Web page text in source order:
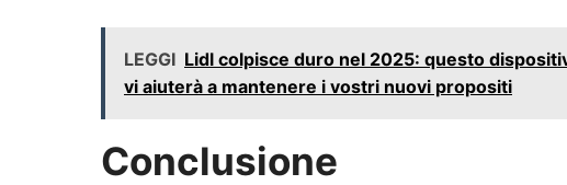
LEGGI Lidl colpisce duro nel 2025: questo
vi aiuterà a mantenere i vostri nuovi propositi
Conclusione